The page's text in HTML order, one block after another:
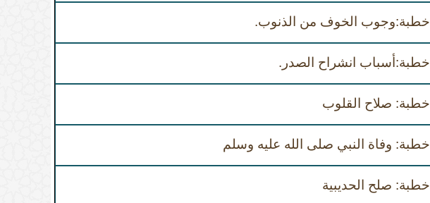
خطبة:وجوب الخوف من الذنوب.
خطبة:أسباب انشراح الصدر.
خطبة: صلاح القلوب
خطبة: وفاة النبي صلى الله عليه وسلم
خطبة: صلح الحديبية